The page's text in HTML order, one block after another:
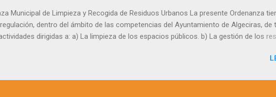
Municipal de Limpieza y Recogida de Residuos Urbanos La presente Ordenanza
dentro del ámbito de las competencias del Ayuntamiento de Algeciras, de
dirigidas a: a) La limpieza de los espacios públicos. b) La gestión de los
las adecuadas condiciones de salubridad, pulcritud y ornato urbano. d)
que se consideren oportunas. e) Potenciar actitudes respetuosas con la